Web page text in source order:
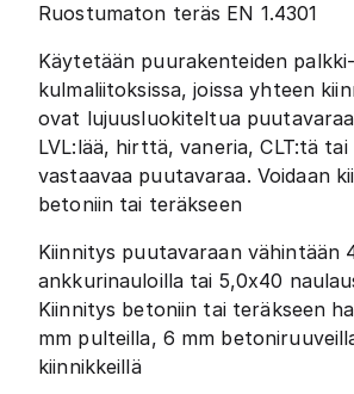
Ruostumaton teräs EN 1.4301
Käytetään puurakenteiden
kulmaliitoksissa, joissa yhteen
ovat lujuusluokiteltua
LVL:lää, hirttä, vaneria, CLT:tä
vastaavaa puutavaraa. Voidaan
betoniin tai teräkseen
Kiinnitys puutavaraan vähintään
ankkurinauloilla tai 5,0x40
Kiinnitys betoniin tai teräkseen
mm pulteilla, 6 mm
kiinnikkeillä